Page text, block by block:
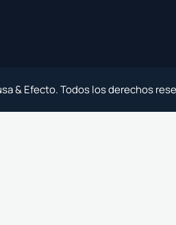
& Efecto. Todos los derechos